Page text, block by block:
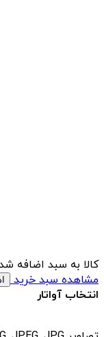
کالا به سبد اضافه
مشاهده سبد خرید
انتخاب آواتار